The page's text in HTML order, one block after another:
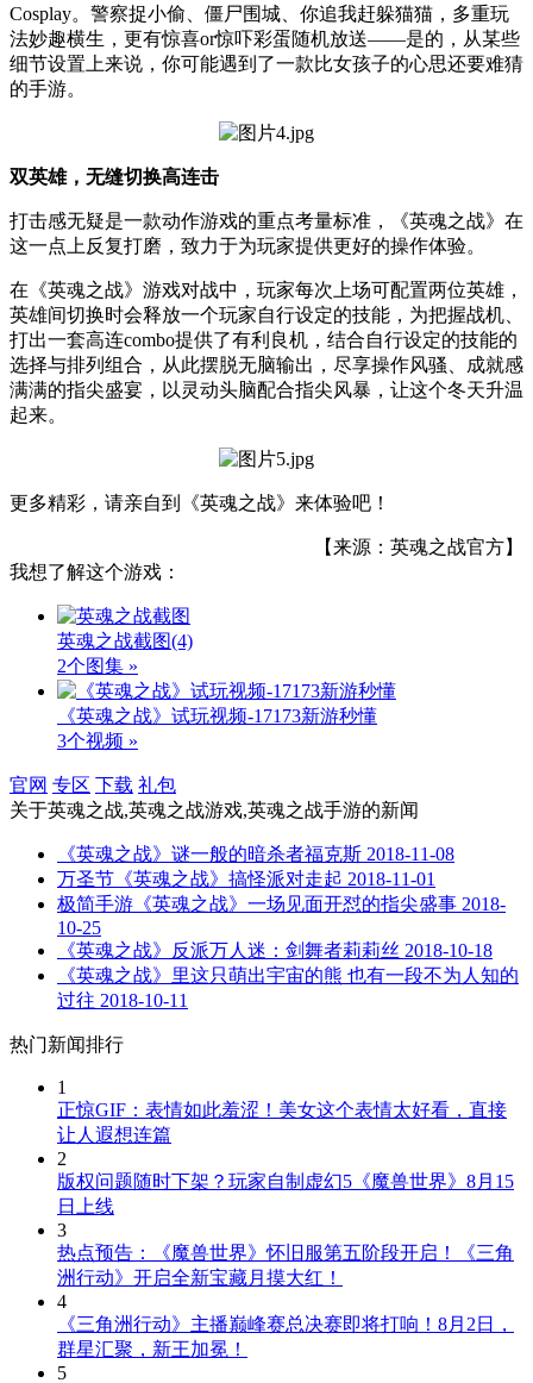
Cosplay。警察捉小偷、僵尸围城、你追我赶躲猫猫，多重玩
法妙趣横生，更有惊喜or惊吓彩蛋随机放送——是的，从某些
细节设置上来说，你可能遇到了一款比女孩子的心思还要难猜
的手游。
双英雄，无缝切换高连击
打击感无疑是一款动作游戏的重点考量标准，《英魂之战》在
这一点上反复打磨，致力于为玩家提供更好的操作体验。
在《英魂之战》游戏对战中，玩家每次上场可配置两位英雄，
英雄间切换时会释放一个玩家自行设定的技能，为把握战机、
打出一套高连combo提供了有利良机，结合自行设定的技能的
选择与排列组合，从此摆脱无脑输出，尽享操作风骚、成就感
满满的指尖盛宴，以灵动头脑配合指尖风暴，让这个冬天升温
起来。
更多精彩，请亲自到《英魂之战》来体验吧！
【来源：英魂之战官方】
我想了解这个游戏：
英魂之战截图(4)
2个图集 »
《英魂之战》试玩视频-17173新游秒懂
3个视频 »
官网 专区 下载 礼包
关于英魂之战,英魂之战游戏,英魂之战手游的新闻
《英魂之战》谜一般的暗杀者福克斯 2018-11-08
万圣节《英魂之战》搞怪派对走起 2018-11-01
极简手游《英魂之战》一场见面开怼的指尖盛事 2018-
10-25
《英魂之战》反派万人迷：剑舞者莉莉丝 2018-10-18
《英魂之战》里这只萌出宇宙的熊 也有一段不为人知的
过往 2018-10-11
热门新闻排行
1
正惊GIF：表情如此羞涩！美女这个表情太好看，直接
让人遐想连篇
2
版权问题随时下架？玩家自制虚幻5《魔兽世界》8月15
日上线
3
热点预告：《魔兽世界》怀旧服第五阶段开启！《三角
洲行动》开启全新宝藏月摸大红！
4
《三角洲行动》主播巅峰赛总决赛即将打响！8月2日，
群星汇聚，新王加冕！
5